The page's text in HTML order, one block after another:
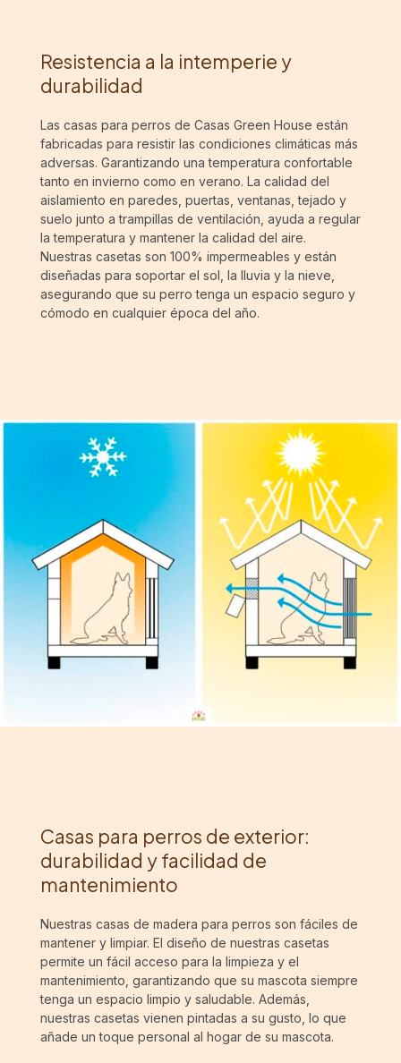
Resistencia a la intemperie y
durabilidad
Las casas para perros de Casas Green House están
fabricadas para resistir las condiciones climáticas más
adversas. Garantizando una temperatura confortable
tanto en invierno como en verano. La calidad del
aislamiento en paredes, puertas, ventanas, tejado y
suelo junto a trampillas de ventilación, ayuda a regular
la temperatura y mantener la calidad del aire.
Nuestras casetas son 100% impermeables y están
diseñadas para soportar el sol, la lluvia y la nieve,
asegurando que su perro tenga un espacio seguro y
cómodo en cualquier época del año.
Casas para perros de exterior:
durabilidad y facilidad de
mantenimiento
Nuestras casas de madera para perros son fáciles de
mantener y limpiar. El diseño de nuestras casetas
permite un fácil acceso para la limpieza y el
mantenimiento, garantizando que su mascota siempre
tenga un espacio limpio y saludable. Además,
nuestras casetas vienen pintadas a su gusto, lo que
añade un toque personal al hogar de su mascota.